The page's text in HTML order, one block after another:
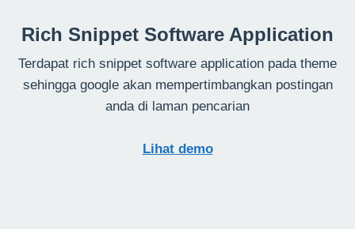
Rich Snippet Software Application
Terdapat rich snippet software application pada theme
sehingga google akan mempertimbangkan postingan
anda di laman pencarian
Lihat demo